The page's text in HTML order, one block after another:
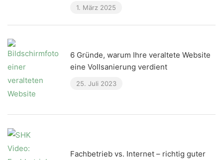
1. März 2025
6 Gründe, warum Ihre veraltete Website
eine Vollsanierung verdient
25. Juli 2023
Fachbetrieb vs. Internet – richtig guter